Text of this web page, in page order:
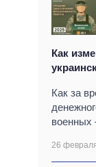
Как
Как за
военных
26